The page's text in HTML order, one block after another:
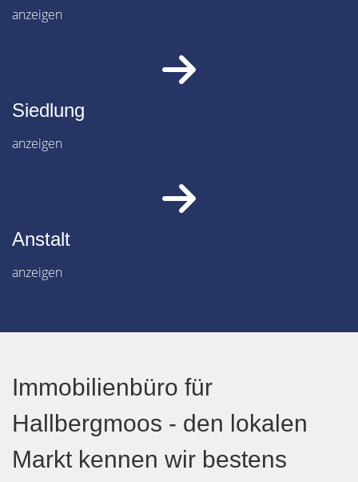
anzeigen
Siedlung
anzeigen
Anstalt
anzeigen
Immobilienbüro für
Hallbergmoos - den lokalen
Markt kennen wir bestens